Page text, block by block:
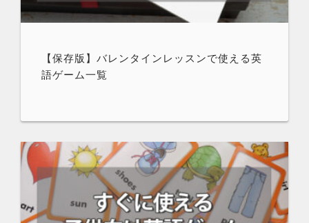
【保存版】バレンタインレッスンで使える英
語ゲーム一覧